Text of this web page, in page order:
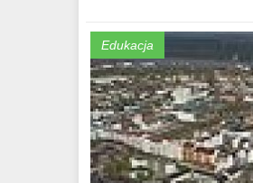
Edukacja